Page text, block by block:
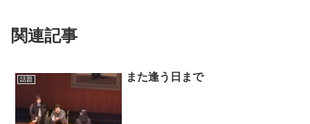
関連記事
話題 また逢う日まで